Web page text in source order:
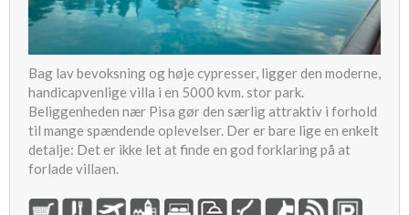
Bag lav bevoksning og høje cypresser, ligger den moderne,
handicapvenlige villa i en 5000 kvm. stor park.
Beliggenheden nær Pisa gør den særlig attraktiv i forhold
til mange spændende oplevelser. Der er bare lige en enkelt
detalje: Det er ikke let at finde en god forklaring på at
forlade villaen.